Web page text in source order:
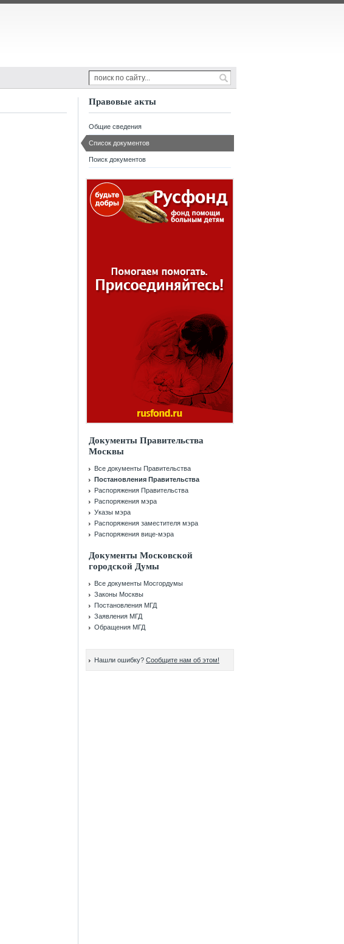
Правовые акты
Общие сведения
Список документов
Поиск документов
Документы Правительства
Москвы
Все документы Правительства
Постановления Правительства
Распоряжения Правительства
Распоряжения мэра
Указы мэра
Распоряжения заместителя мэра
Распоряжения вице-мэра
Документы Московской
городской Думы
Все документы Мосгордумы
Законы Москвы
Постановления МГД
Заявления МГД
Обращения МГД
Нашли ошибку? Сообщите нам об этом!